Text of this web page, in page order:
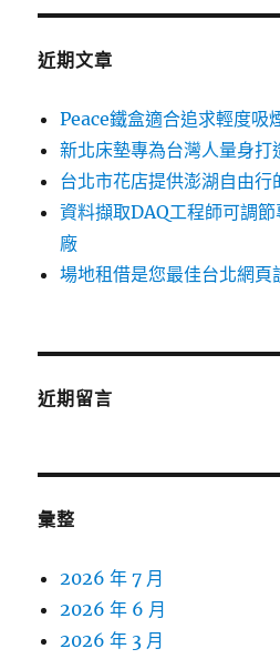
鍵
近期文章
Peace鐵盒適合追求輕度吸
新北床墊專為台灣人量身打
台北市花店提供澎湖自由行
資料擷取DAQ工程師可調
廠
場地租借是您最佳台北網
近期留言
彙整
2026 年 7 月
2026 年 6 月
2026 年 3 月